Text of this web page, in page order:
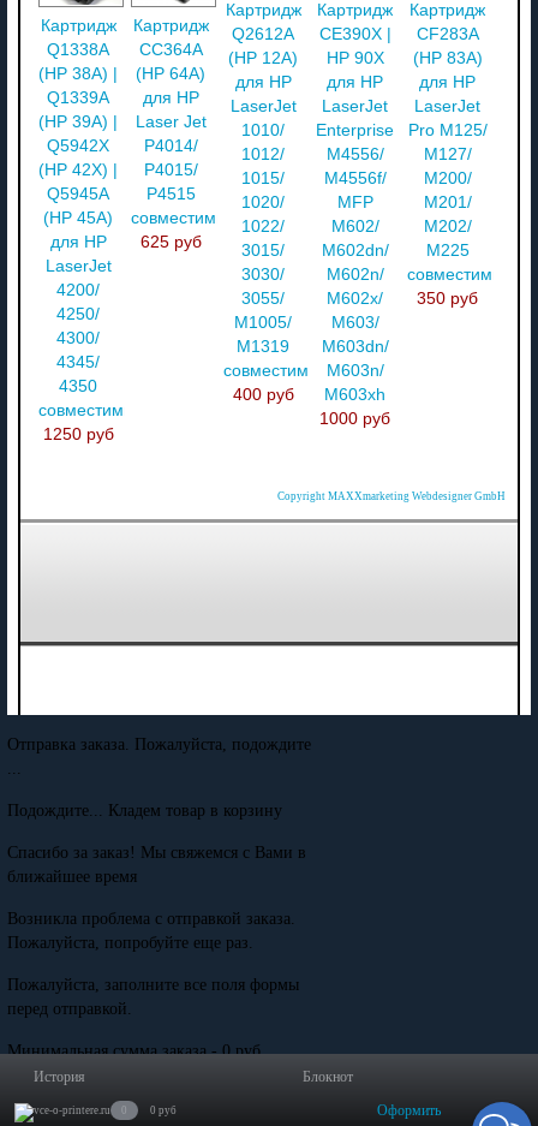
Картридж
Q1338A
(HP 38A) |
Q1339A
(HP 39A) |
Q5942X
(HP 42X) |
Q5945A
(HP 45A)
для HP
LaserJet
4200/
4250/
4300/
4345/
4350
совместимый
1250 руб
Картридж
CC364A
(HP 64A)
для HP
Laser Jet
P4014/
P4015/
P4515
совместимый
625 руб
Картридж
Q2612A
(HP 12A)
для HP
LaserJet
1010/
1012/
1015/
1020/
1022/
3015/
3030/
3055/
M1005/
M1319
совместимый
400 руб
Картридж
CE390X |
HP 90X
для HP
LaserJet
Enterprise
M4556/
M4556f/
MFP
M602/
M602dn/
M602n/
M602x/
M603/
M603dn/
M603n/
M603xh
1000 руб
Картридж
CF283A
(HP 83A)
для HP
LaserJet
Pro M125/
M127/
M200/
M201/
M202/
M225
совместимый
350 руб
Copyright MAXXmarketing Webdesigner GmbH
История Блокнот
0 0 руб Оформить
Отправка заказа. Пожалуйста, подождите
...
Подождите... Кладем товар в корзину
Спасибо за заказ! Мы свяжемся с Вами в
ближайшее время
Возникла проблема с отправкой заказа.
Пожалуйста, попробуйте еще раз.
Пожалуйста, заполните все поля формы
перед отправкой.
Минимальная сумма заказа - 0 руб.